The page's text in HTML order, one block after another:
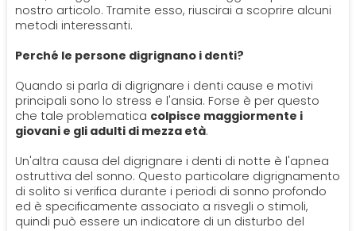
nostro articolo. Tramite esso, riuscirai a scoprire alcuni
metodi interessanti.
Perché le persone digrignano i denti?
Quando si parla di digrignare i denti cause e motivi
principali sono lo stress e l'ansia. Forse è per questo
che tale problematica colpisce maggiormente i
giovani e gli adulti di mezza età.
Un'altra causa del digrignare i denti di notte è l'apnea
ostruttiva del sonno. Questo particolare digrignamento
di solito si verifica durante i periodi di sonno profondo
ed è specificamente associato a risvegli o stimoli,
quindi può essere un indicatore di un disturbo del